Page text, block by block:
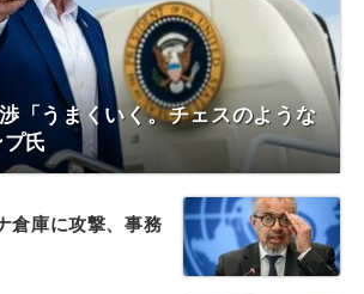
「うまくいく。チェスのような
氏
倉庫に攻撃、事務